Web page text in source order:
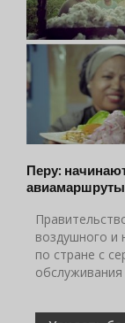
Перу:
авиамаршруты
воздушного и
по стране с
обслуживания